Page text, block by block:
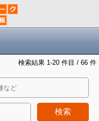
検索結果 1-20 件目 / 66 件
検索